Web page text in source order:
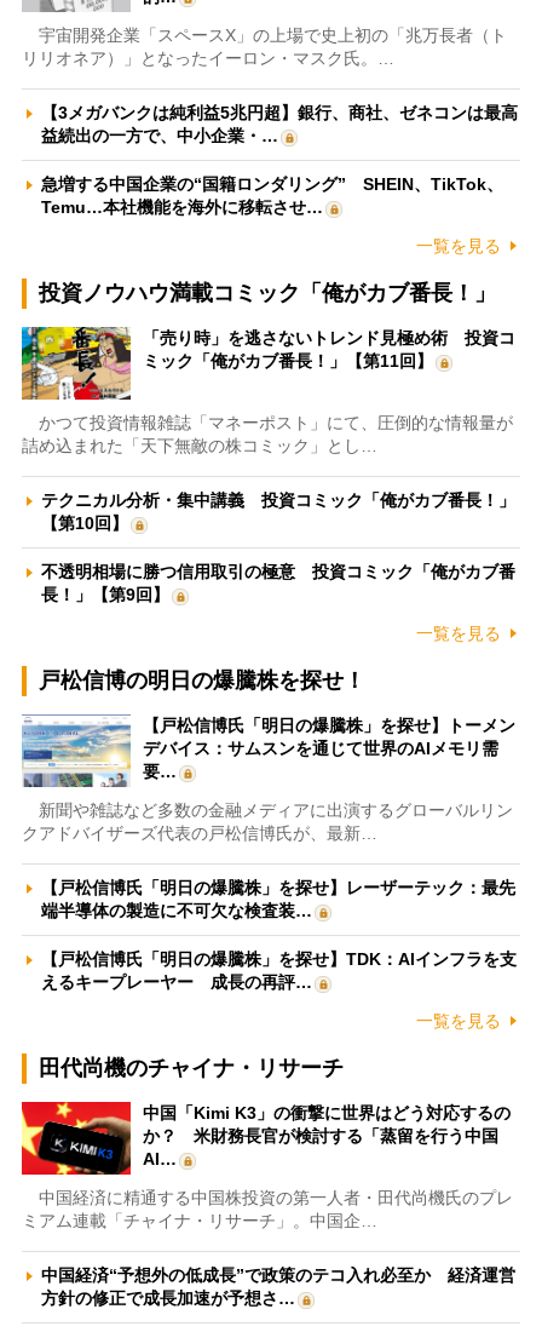
宇宙開発企業「スペースX」の上場で史上初の「兆万長者（ト
リリオネア）」となったイーロン・マスク氏。…
【3メガバンクは純利益5兆円超】銀行、商社、ゼネコンは最高
益続出の一方で、中小企業・…
急増する中国企業の“国籍ロンダリング” SHEIN、TikTok、
Temu…本社機能を海外に移転させ…
一覧を見る
投資ノウハウ満載コミック「俺がカブ番長！」
「売り時」を逃さないトレンド見極め術 投資コ
ミック「俺がカブ番長！」【第11回】
かつて投資情報雑誌「マネーポスト」にて、圧倒的な情報量が
詰め込まれた「天下無敵の株コミック」とし…
テクニカル分析・集中講義 投資コミック「俺がカブ番長！」
【第10回】
不透明相場に勝つ信用取引の極意 投資コミック「俺がカブ番
長！」【第9回】
一覧を見る
戸松信博の明日の爆騰株を探せ！
【戸松信博氏「明日の爆騰株」を探せ】トーメン
デバイス：サムスンを通じて世界のAIメモリ需
要…
新聞や雑誌など多数の金融メディアに出演するグローバルリン
クアドバイザーズ代表の戸松信博氏が、最新…
【戸松信博氏「明日の爆騰株」を探せ】レーザーテック：最先
端半導体の製造に不可欠な検査装…
【戸松信博氏「明日の爆騰株」を探せ】TDK：AIインフラを支
えるキープレーヤー 成長の再評…
一覧を見る
田代尚機のチャイナ・リサーチ
中国「Kimi K3」の衝撃に世界はどう対応するの
か？ 米財務長官が検討する「蒸留を行う中国
AI…
中国経済に精通する中国株投資の第一人者・田代尚機氏のプレ
ミアム連載「チャイナ・リサーチ」。中国企…
中国経済“予想外の低成長”で政策のテコ入れ必至か 経済運営
方針の修正で成長加速が予想さ…